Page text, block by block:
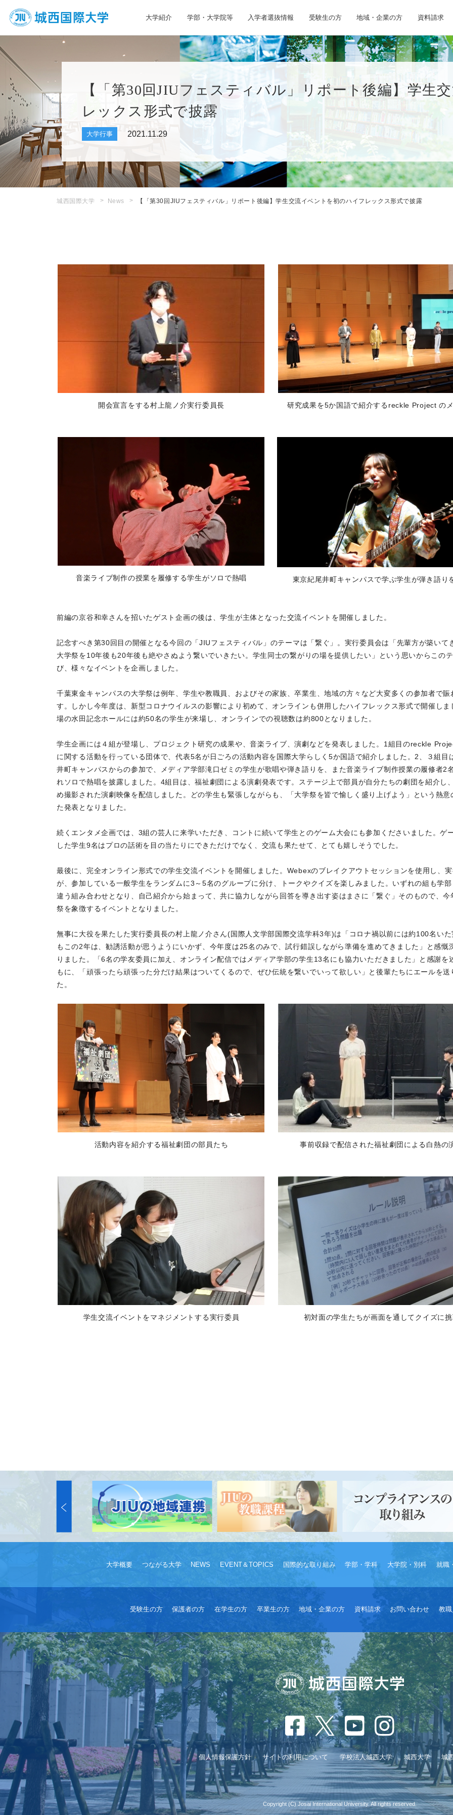
大学紹介 学部・大学院等 入学者選抜情報 受験生の方 地域・企業の方 資料請求
【「第30回JIUフェスティバル」リポート後編】学生
レックス形式で披露
大学行事 2021.11.29
城西国際大学 News 【「第30回JIUフェスティバル」リポート後編】学生交流イベントを初のハイフレックス形式で披露
開会宣言をする村上龍ノ介実行委員長 研究成果を5か国語で紹介するreckle Project の
音楽ライブ制作の授業を履修する学生がソロで熱唱 東京紀尾井町キャンパスで学ぶ学生が弾き語り
前編の京谷和幸さんを招いたゲスト企画の後は、学生が主体となった交流イベントを開催しました。
記念すべき第30回目の開催となる今回の「JIUフェスティバル」のテーマは「繋ぐ」。実行委員会は「先輩方が築いて
大学祭を10年後も20年後も絶やさぬよう繋いでいきたい。学生同士の繋がりの場を提供したい」という思いからこの
び、様々なイベントを企画しました。
千葉東金キャンパスの大学祭は例年、学生や教職員、およびその家族、卒業生、地域の方々など大変多くの参加者で賑
す。しかし今年度は、新型コロナウイルスの影響により初めて、オンラインも併用したハイフレックス形式で開催しま
場の水田記念ホールには約50名の学生が来場し、オンラインでの視聴数は約800となりました。
学生企画には４組が登場し、プロジェクト研究の成果や、音楽ライブ、演劇などを発表しました。1組目のreckle
に関する活動を行っている団体で、代表5名が日ごろの活動内容を国際大学らしく5か国語で紹介しました。2、３組目
井町キャンパスからの参加で、メディア学部滝口ゼミの学生が歌唱や弾き語りを、また音楽ライブ制作授業の履修者2
れソロで熱唱を披露しました。4組目は、福祉劇団による演劇発表です。ステージ上で部員が自分たちの劇団を紹介し
め撮影された演劇映像を配信しました。どの学生も緊張しながらも、「大学祭を皆で愉しく盛り上げよう」という熱意
た発表となりました。
続くエンタメ企画では、3組の芸人に来学いただき、コントに続いて学生とのゲーム大会にも参加くださいました。ゲ
した学生9名はプロの話術を目の当たりにできただけでなく、交流も果たせて、とても嬉しそうでした。
最後に、完全オンライン形式での学生交流イベントを開催しました。Webexのブレイクアウトセッションを使用し、
が、参加している一般学生をランダムに3～5名のグループに分け、トークやクイズを楽しみました。いずれの組も学
違う組み合わせとなり、自己紹介から始まって、共に協力しながら回答を導き出す姿はまさに「繋ぐ」そのもので、今
祭を象徴するイベントとなりました。
無事に大役を果たした実行委員長の村上龍ノ介さん(国際人文学部国際交流学科3年)は「コロナ禍以前には約100名い
もこの2年は、勧誘活動が思うようにいかず、今年度は25名のみで、試行錯誤しながら準備を進めてきました」と感慨
りました。「6名の学友委員に加え、オンライン配信ではメディア学部の学生13名にも協力いただきました」と感謝を
もに、「頑張ったら頑張った分だけ結果はついてくるので、ぜひ伝統を繋いでいって欲しい」と後輩たちにエールを送
た。
活動内容を紹介する福祉劇団の部員たち 事前収録で配信された福祉劇団による白熱の
学生交流イベントをマネジメントする実行委員 初対面の学生たちが画面を通してクイズに
大学概要 つながる大学 NEWS EVENT＆TOPICS 国際的な取り組み 学部・学科 大学院・別科 就職
受験生の方 保護者の方 在学生の方 卒業生の方 地域・企業の方 資料請求 お問い合わせ 教
個人情報保護方針 サイトの利用について 学校法人城西大学 城西大学 城
Copyright (C) Josai International University. All rights reserved.